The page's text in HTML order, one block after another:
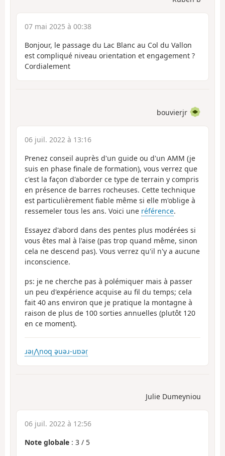
07 mai 2025 à 00:38
Bonjour, le passage du Lac Blanc au Col du Vallon
est compliqué niveau orientation et engagement ?
Cordialement
bouvierjr
06 juil. 2022 à 13:16
Prenez conseil auprès d'un guide ou d'un AMM (je
suis en phase finale de formation), vous verrez que
c'est la façon d'aborder ce type de terrain y compris
en présence de barres rocheuses. Cette technique
est particulièrement fiable même si elle m'oblige à
ressemeler tous les ans. Voici une référence.
Essayez d'abord dans des pentes plus modérées si
vous êtes mal à l'aise (pas trop quand même, sinon
cela ne descend pas). Vous verrez qu'il n'y a aucune
inconscience.
ps: je ne cherche pas à polémiquer mais à passer
un peu d'expérience acquise au fil du temps; cela
fait 40 ans environ que je pratique la montagne à
raison de plus de 100 sorties annuelles (plutôt 120
en ce moment).
ɹəı̣⋀noq ə̗uəɹ-uɒəɾ̣
Julie Dumeyniou
06 juil. 2022 à 12:56
Note globale : 3 / 5